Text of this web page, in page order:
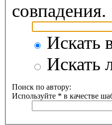
совпадения.
Искать
Искать
Поиск по автору:
Используйте * в качестве